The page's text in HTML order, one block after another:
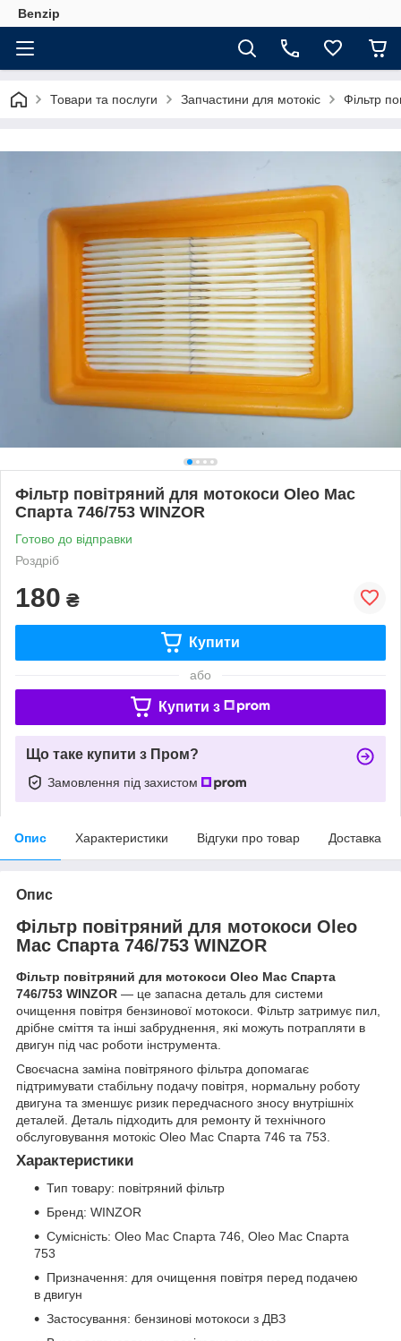
Benzip
Товари та послуги Запчастини для мотокіс Фільтр
Фільтр повітряний для мотокоси Oleo Mac
Спарта 746/753 WINZOR
Готово до відправки
Роздріб
180 ₴
Купити
або
Купити з
Що таке купити з Пром?
Замовлення під захистом
Опис Характеристики Відгуки про товар Доставка
Опис
Фільтр повітряний для мотокоси Oleo
Mac Спарта 746/753 WINZOR
Фільтр повітряний для мотокоси Oleo Mac Спарта
746/753 WINZOR — це запасна деталь для системи
очищення повітря бензинової мотокоси. Фільтр затримує пил,
дрібне сміття та інші забруднення, які можуть потрапляти в
двигун під час роботи інструмента.
Своєчасна заміна повітряного фільтра допомагає
підтримувати стабільну подачу повітря, нормальну роботу
двигуна та зменшує ризик передчасного зносу внутрішніх
деталей. Деталь підходить для ремонту й технічного
обслуговування мотокіс Oleo Mac Спарта 746 та 753.
Характеристики
Тип товару: повітряний фільтр
Бренд: WINZOR
Сумісність: Oleo Mac Спарта 746, Oleo Mac Спарта
753
Призначення: для очищення повітря перед подачею
в двигун
Застосування: бензинові мотокоси з ДВЗ